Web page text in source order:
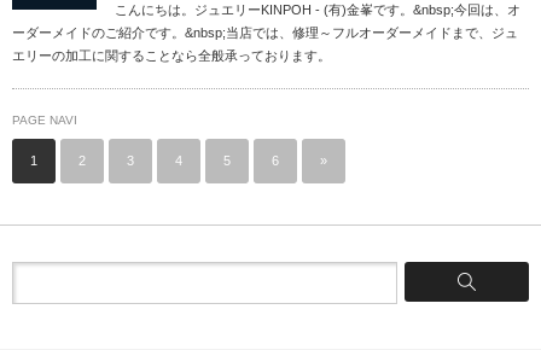
こんにちは。ジュエリーKINPOH - (有)金峯です。&nbsp;今回は、オ
ーダーメイドのご紹介です。&nbsp;当店では、修理～フルオーダーメイドまで、ジュ
エリーの加工に関することなら全般承っております。
PAGE NAVI
1 2 3 4 5 6 »